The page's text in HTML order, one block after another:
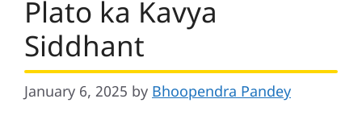
Plato ka Kavya
Siddhant
January 6, 2025 by Bhoopendra Pandey